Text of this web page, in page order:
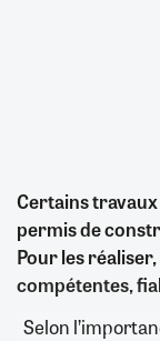
Certains
permis de
Pour les
compétentes,
Selon